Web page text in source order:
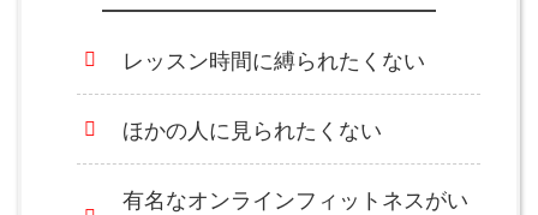
レッスン時間に縛られたくない
ほかの人に見られたくない
有名なオンラインフィットネスがい